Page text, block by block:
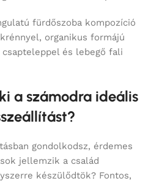
fürdőszoba kompozíció
organikus formájú
és lebegő fali
a számodra ideális
gondolkodsz, érdemes
jellemzik a család
készülődtök? Fontos,